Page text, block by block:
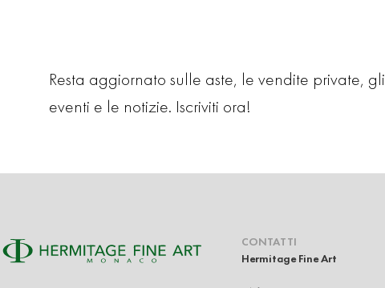
Resta aggiornato sulle aste, le vendite private, gli
eventi e le notizie. Iscriviti ora!
CONTATTI
Hermitage Fine Art